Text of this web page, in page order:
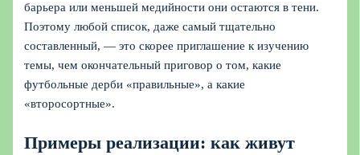
барьера или меньшей медийности они остаются в тени.
Поэтому любой список, даже самый тщательно
составленный, — это скорее приглашение к изучению
темы, чем окончательный приговор о том, какие
футбольные дерби «правильные», а какие
«второсортные».
Примеры реализации: как живут